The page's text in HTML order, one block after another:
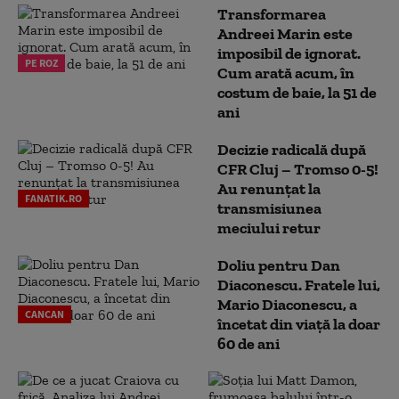
PE ROZ
Transformarea
Andreei Marin este
imposibil de ignorat.
Cum arată acum, în
costum de baie, la 51 de
ani
FANATIK.RO
Decizie radicală după
CFR Cluj – Tromso 0-5!
Au renunțat la
transmisiunea
meciului retur
CANCAN
Doliu pentru Dan
Diaconescu. Fratele lui,
Mario Diaconescu, a
încetat din viață la doar
60 de ani